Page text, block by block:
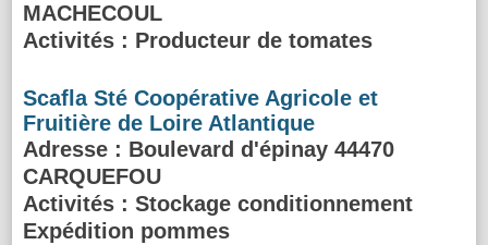
MACHECOUL
Activités : Producteur de tomates
Scafla Sté Coopérative Agricole et
Fruitière de Loire Atlantique
Adresse : Boulevard d'épinay 44470
CARQUEFOU
Activités : Stockage conditionnement
Expédition pommes